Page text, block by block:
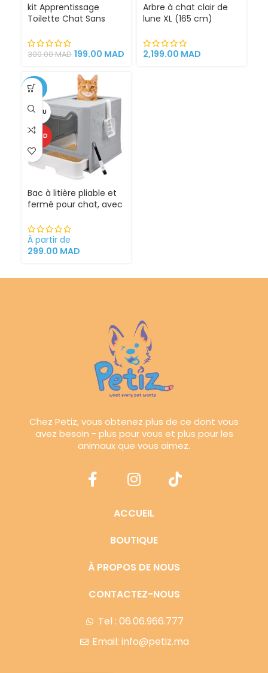
kit Apprentissage
Toilette Chat Sans
300.00MAD 199.00 MAD
Arbre à chat clair de
lune XL (165 cm)
chat griffoirs
2,199.00 MAD
-25%
VENDU
CHAUD
Bac à litière pliable et
fermé pour chat, avec
À partir de
299.00 MAD
Chez Petiz, vous obtenez plus de ce dont vous
avez besoin - plus pour vous et plus pour les
animaux que vous aimez.
ACCUEIL
BOUTIQUE
À PROPOS DE NOUS
CONTACTEZ-NOUS
Tel : 06.06.966.777
Email: info@petiz.ma